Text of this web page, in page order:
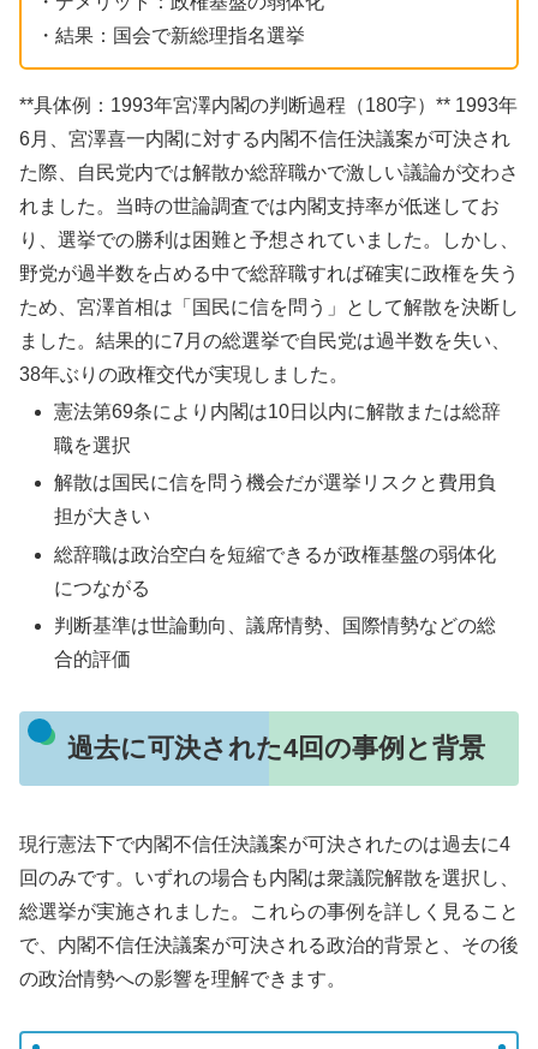
・結果：国会で新総理指名選挙
**具体例：1993年宮澤内閣の判断過程（180字）** 1993年
6月、宮澤喜一内閣に対する内閣不信任決議案が可決され
た際、自民党内では解散か総辞職かで激しい議論が交わさ
れました。当時の世論調査では内閣支持率が低迷してお
り、選挙での勝利は困難と予想されていました。しかし、
野党が過半数を占める中で総辞職すれば確実に政権を失う
ため、宮澤首相は「国民に信を問う」として解散を決断し
ました。結果的に7月の総選挙で自民党は過半数を失い、
38年ぶりの政権交代が実現しました。
憲法第69条により内閣は10日以内に解散または総辞
職を選択
解散は国民に信を問う機会だが選挙リスクと費用負
担が大きい
総辞職は政治空白を短縮できるが政権基盤の弱体化
につながる
判断基準は世論動向、議席情勢、国際情勢などの総
合的評価
過去に可決された4回の事例と背景
現行憲法下で内閣不信任決議案が可決されたのは過去に4
回のみです。いずれの場合も内閣は衆議院解散を選択し、
総選挙が実施されました。これらの事例を詳しく見ること
で、内閣不信任決議案が可決される政治的背景と、その後
の政治情勢への影響を理解できます。